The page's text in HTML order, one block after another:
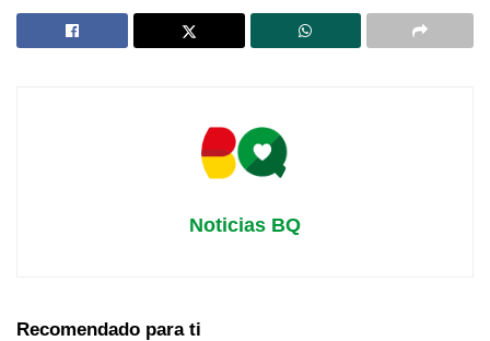
Noticias BQ
Recomendado para ti